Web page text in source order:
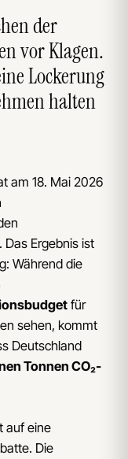
der
vor Klagen.
Lockerung
halten
am 18. Mai 2026
Ergebnis ist
Während die
für
sehen, kommt
Deutschland
Tonnen CO₂-
auf eine
Die